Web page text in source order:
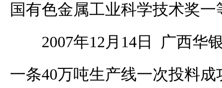
国有色金属工业科学技术奖一
2007年12月14日 广西华
一条40万吨生产线一次投料成